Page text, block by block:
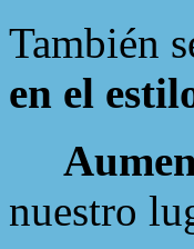
También
en el
nuestro